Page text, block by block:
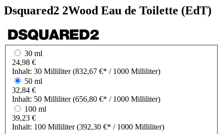
Dsquared2 2Wood Eau de Toilette (EdT)
30 ml
24,98 €
Inhalt: 30 Milliliter(832,67 €* / 1000 Milliliter)
50 ml
32,84 €
Inhalt: 50 Milliliter(656,80 €* / 1000 Milliliter)
100 ml
39,23 €
Inhalt: 100 Milliliter(392,30 €* / 1000 Milliliter)